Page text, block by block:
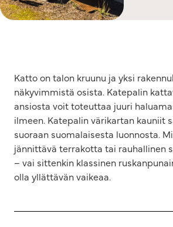
Katto on talon kruunu ja yksi
näkyvimmistä osista. Katepalin
ansiosta voit toteuttaa juuri
ilmeen. Katepalin värikartan kauniit
suoraan suomalaisesta luonnosta.
jännittävä terrakotta tai rauhallinen
– vai sittenkin klassinen
olla yllättävän vaikeaa.